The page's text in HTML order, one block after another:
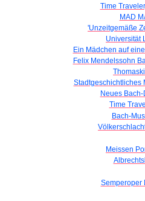
Time
MAD
'Unzeitgemäße
Universität
Ein Mädchen auf
Felix Mendelssohn
Stadtgeschichtliches
Neues
Time
Bach-
Meissen
Semperoper